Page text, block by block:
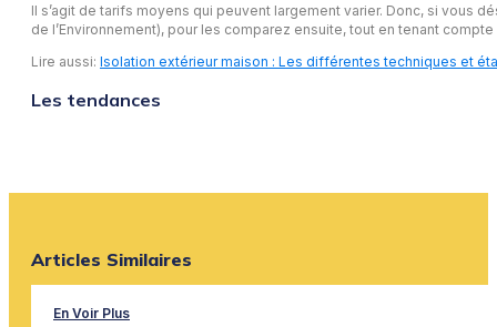
Il s’agit de tarifs moyens qui peuvent largement varier. Donc, si vous
de l’Environnement), pour les comparez ensuite, tout en tenant
Lire aussi: Isolation extérieur maison : Les différentes techniques et
Les tendances
Articles Similaires
En Voir Plus